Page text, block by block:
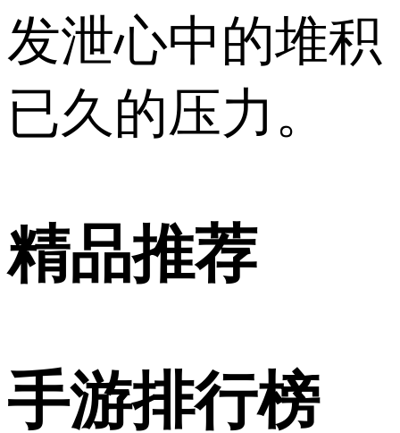
发泄心中的堆积
已久的压力。
精品推荐
手游排行榜